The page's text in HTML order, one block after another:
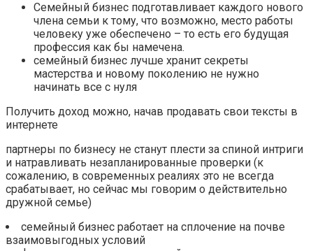
Семейный бизнес подготавливает каждого нового
члена семьи к тому, что возможно, место работы
человеку уже обеспечено – то есть его будущая
профессия как бы намечена.
семейный бизнес лучше хранит секреты
мастерства и новому поколению не нужно
начинать все с нуля
Получить доход можно, начав продавать свои тексты в
интернете
партнеры по бизнесу не станут плести за спиной интриги
и натравливать незапланированные проверки (к
сожалению, в современных реалиях это не всегда
срабатывает, но сейчас мы говорим о действительно
дружной семье)
семейный бизнес работает на сплочение на почве
взаимовыгодных условий